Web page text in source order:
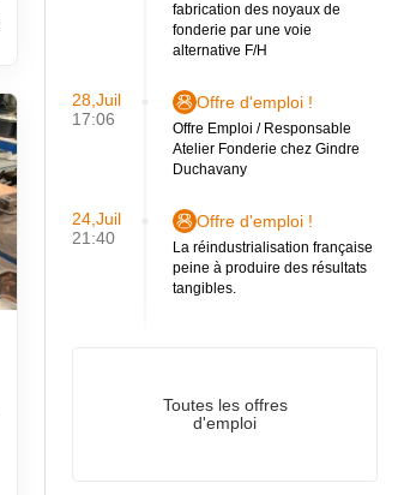
fabrication des noyaux de
fonderie par une voie
alternative F/H
28,Juil
17:06
Offre d'emploi !
Offre Emploi / Responsable
Atelier Fonderie chez Gindre
Duchavany
24,Juil
21:40
Offre d'emploi !
La réindustrialisation française
peine à produire des résultats
tangibles.
Toutes les offres
d'emploi